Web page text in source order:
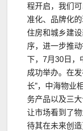
程开启，我们
准化、品牌化
住房和城乡建
序，进一步推
下，7月30日，
成功举办。在发
长”，中海物业
务产品以及三大
让市场看到了
待其在未来创造